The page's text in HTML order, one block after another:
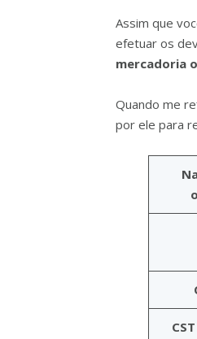
Assim que
efetuar os
mercadoria
Quando me
por ele para